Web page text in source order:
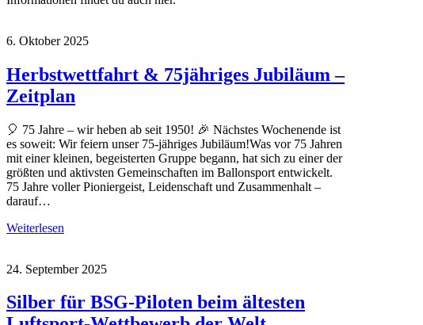
6. Oktober 2025
Herbstwettfahrt & 75jähriges Jubiläum –
Zeitplan
🎈 75 Jahre – wir heben ab seit 1950! 🎉 Nächstes Wochenende ist
es soweit: Wir feiern unser 75-jähriges Jubiläum!Was vor 75 Jahren
mit einer kleinen, begeisterten Gruppe begann, hat sich zu einer der
größten und aktivsten Gemeinschaften im Ballonsport entwickelt.
75 Jahre voller Pioniergeist, Leidenschaft und Zusammenhalt –
darauf…
Weiterlesen
24. September 2025
Silber für BSG-Piloten beim ältesten